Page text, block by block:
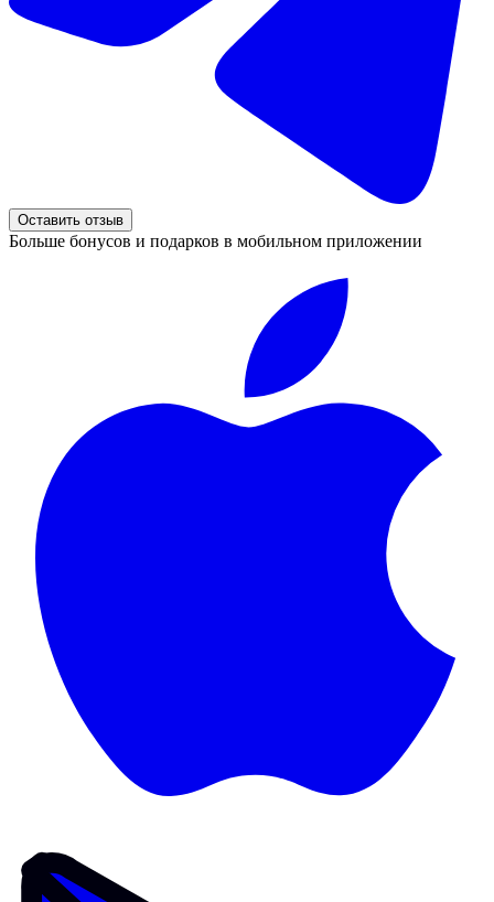
Оставить отзыв
Больше бонусов и подарков в мобильном приложении